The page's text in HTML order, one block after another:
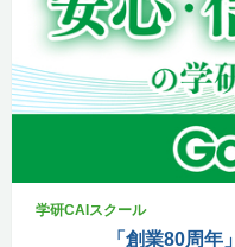
学研CAIスクール
「創業80周